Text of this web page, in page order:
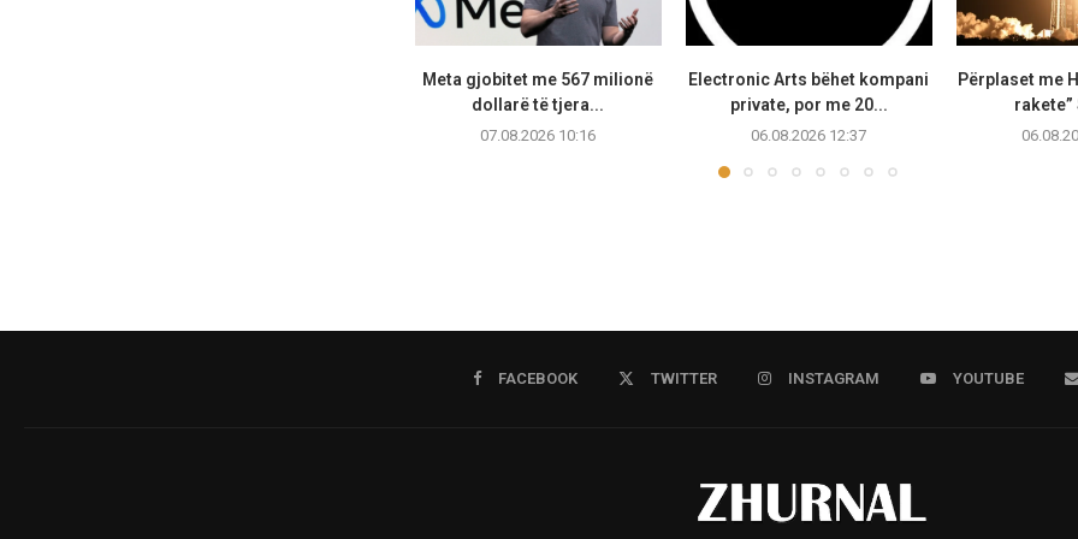
Meta gjobitet me 567 milionë
dollarë të tjera...
07.08.2026 10:16
Electronic Arts bëhet kompani
private, por me 20...
06.08.2026 12:37
Përplaset me
rakete”
FACEBOOK TWITTER INSTAGRAM YOUTUBE